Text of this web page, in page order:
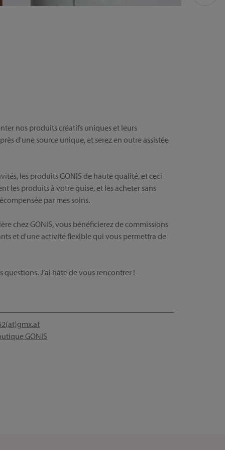
nos produits créatifs uniques et leurs
d'une source unique, et serez en outre assistée
les produits GONIS de haute qualité, et ceci
les produits à votre guise, et les acheter sans
par mes soins.
chez GONIS, vous bénéficierez de commissions
et d'une activité flexible qui vous permettra de
J’ai hâte de vous rencontrer !
GONIS